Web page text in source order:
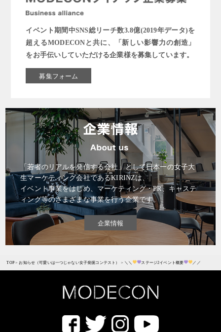
イベント期間中SNS総リーチ数3.8億(2019年データ)を
超えるMODECONと共に、「新しい影響力の創造」
をお手伝いしていただける企業様を募集しています。
募集フォーム
「若者のリアルを発信する会社」として日本一の女子大
生マーケティング会社であるKIRINZは、
イベント事業をはじめ、マーケティング・PR、キャステ
ィング等のさまざまな事業を行う企業です。
企業情報
TOP> お知らせ（可愛いは一つじゃない女子発掘コンテスト） > ＼＼ ステージ2イベント概要 ／／